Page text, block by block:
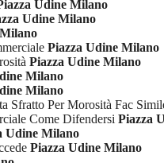
Udine Milano
Udine Milano
Piazza Udine Milano
Piazza Udine Milano
Milano
Milano
Sfratto Per Morosità Fac
Come Difendersi Piazza
Udine Milano
Piazza Udine Milano